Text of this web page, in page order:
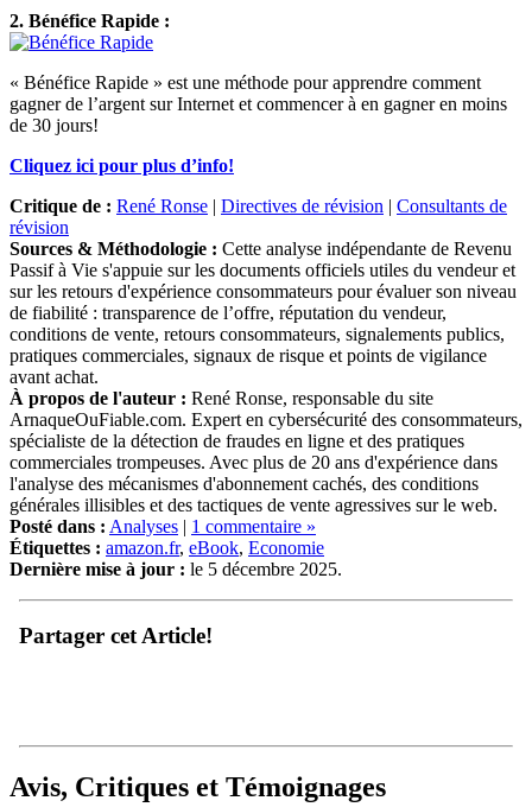
2. Bénéfice Rapide :
« Bénéfice Rapide » est une méthode pour apprendre comment
gagner de l’argent sur Internet et commencer à en gagner en moins
de 30 jours!
Cliquez ici pour plus d’info!
Critique de : René Ronse | Directives de révision | Consultants de
révision
Sources & Méthodologie : Cette analyse indépendante de Revenu
Passif à Vie s'appuie sur les documents officiels utiles du vendeur et
sur les retours d'expérience consommateurs pour évaluer son niveau
de fiabilité : transparence de l’offre, réputation du vendeur,
conditions de vente, retours consommateurs, signalements publics,
pratiques commerciales, signaux de risque et points de vigilance
avant achat.
À propos de l'auteur : René Ronse, responsable du site
ArnaqueOuFiable.com. Expert en cybersécurité des consommateurs,
spécialiste de la détection de fraudes en ligne et des pratiques
commerciales trompeuses. Avec plus de 20 ans d'expérience dans
l'analyse des mécanismes d'abonnement cachés, des conditions
générales illisibles et des tactiques de vente agressives sur le web.
Posté dans : Analyses | 1 commentaire »
Étiquettes : amazon.fr, eBook, Economie
Dernière mise à jour : le 5 décembre 2025.
Partager cet Article!
Avis, Critiques et Témoignages